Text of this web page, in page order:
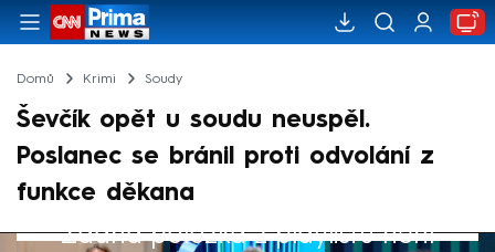
Domů Krimi Soudy
Ševčík opět u soudu neuspěl.
Poslanec se bránil proti odvolání z
funkce děkana
Žádná položka z playlistu není